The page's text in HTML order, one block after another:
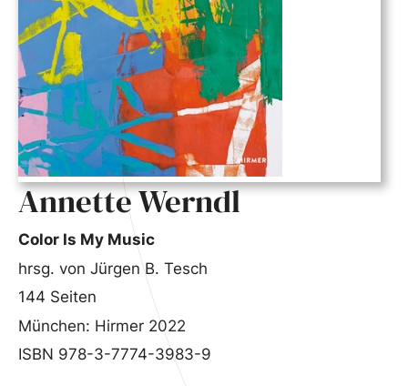
Annette Werndl
Color Is My Music
hrsg. von Jürgen B. Tesch
144 Seiten
München: Hirmer 2022
ISBN 978-3-7774-3983-9